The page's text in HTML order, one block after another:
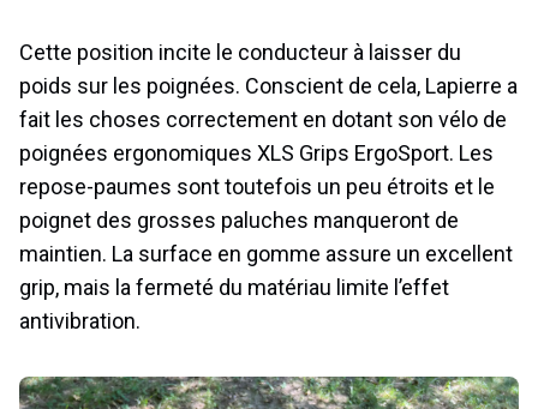
Cette position incite le conducteur à laisser du
poids sur les poignées. Conscient de cela, Lapierre a
fait les choses correctement en dotant son vélo de
poignées ergonomiques XLS Grips ErgoSport. Les
repose-paumes sont toutefois un peu étroits et le
poignet des grosses paluches manqueront de
maintien. La surface en gomme assure un excellent
grip, mais la fermeté du matériau limite l’effet
antivibration.